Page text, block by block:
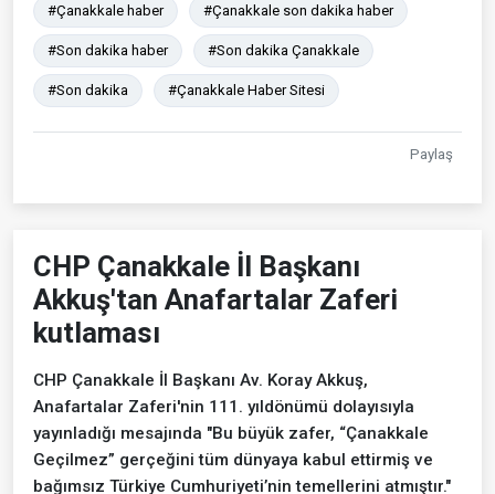
#Çanakkale haber #Çanakkale son dakika haber
#Son dakika haber #Son dakika Çanakkale
#Son dakika #Çanakkale Haber Sitesi
Paylaş
CHP Çanakkale İl Başkanı
Akkuş'tan Anafartalar Zaferi
kutlaması
CHP Çanakkale İl Başkanı Av. Koray Akkuş,
Anafartalar Zaferi'nin 111. yıldönümü dolayısıyla
yayınladığı mesajında "Bu büyük zafer, “Çanakkale
Geçilmez” gerçeğini tüm dünyaya kabul ettirmiş ve
bağımsız Türkiye Cumhuriyeti’nin temellerini atmıştır."